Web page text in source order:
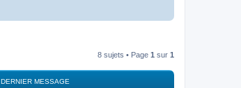
8 sujets • Page 1 sur 1
DERNIER MESSAGE